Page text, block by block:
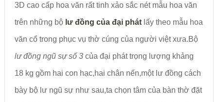
3D cao cấp hoa văn rất tinh xảo sắc nét mẫu hoa văn
trên những bộ lư đồng của đại phát lấy theo mẫu hoa
văn cổ trong phục vụ thờ cúng của người việt xưa.Bộ
lư đồng ngũ sự số 3 của đại phát trọng lượng khảng
18 kg gồm hai con hạc,hai chân nến,một lư đồng cách
bày bộ lư ngũ sự như sau,ta chọn tâm của bàn thờ đặt